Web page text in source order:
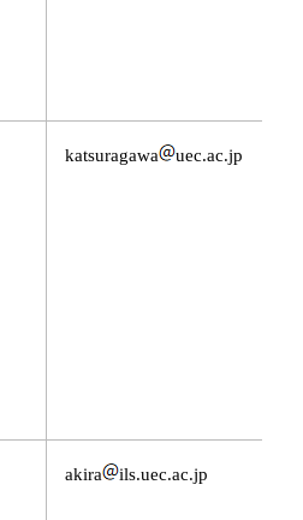
katsuragawa uec.ac.jp
akira ils.uec.ac.jp